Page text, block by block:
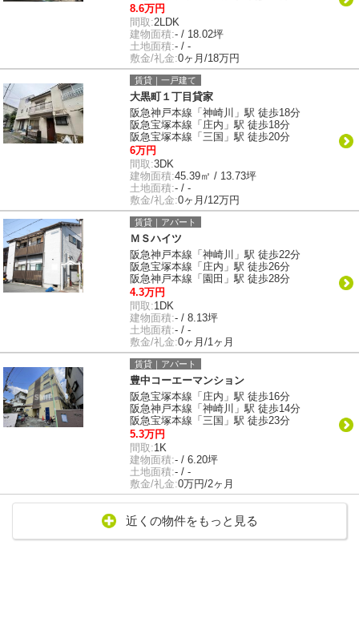
8.6万円
間取:2LDK
建物面積:- / 18.02坪
土地面積:- / -
敷金/礼金:0ヶ月/18万円
賃貸｜一戸建て
大黒町１丁目貸家
阪急神戸本線「神崎川」駅 徒歩18分
阪急宝塚本線「庄内」駅 徒歩18分
阪急宝塚本線「三国」駅 徒歩20分
6万円
間取:3DK
建物面積:45.39㎡ / 13.73坪
土地面積:- / -
敷金/礼金:0ヶ月/12万円
賃貸｜アパート
ＭＳハイツ
阪急神戸本線「神崎川」駅 徒歩22分
阪急宝塚本線「庄内」駅 徒歩26分
阪急神戸本線「園田」駅 徒歩28分
4.3万円
間取:1DK
建物面積:- / 8.13坪
土地面積:- / -
敷金/礼金:0ヶ月/1ヶ月
賃貸｜アパート
豊中コーエーマンション
阪急宝塚本線「庄内」駅 徒歩16分
阪急神戸本線「神崎川」駅 徒歩14分
阪急宝塚本線「三国」駅 徒歩23分
5.3万円
間取:1K
建物面積:- / 6.20坪
土地面積:- / -
敷金/礼金:0万円/2ヶ月
近くの物件をもっと見る